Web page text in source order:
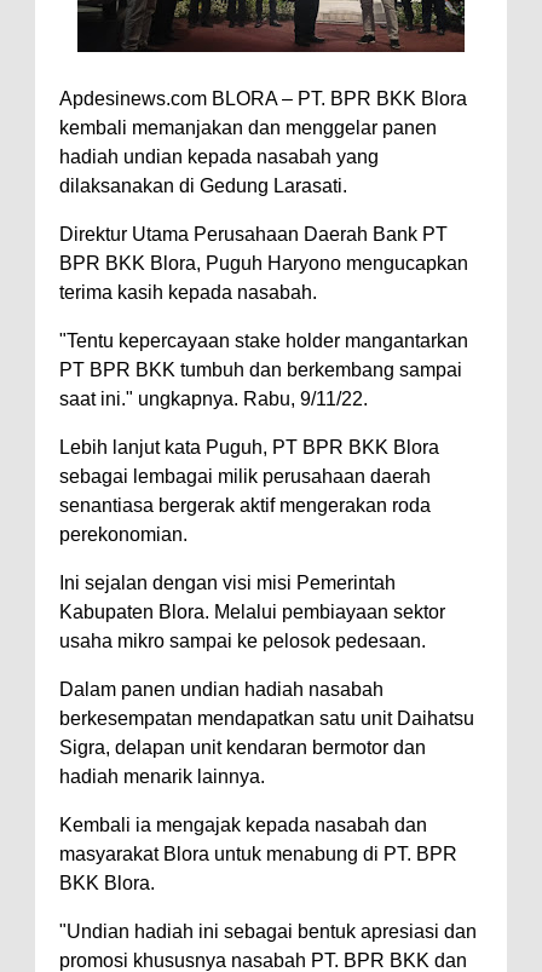
Apdesinews.com BLORA – PT. BPR BKK Blora
kembali memanjakan dan menggelar panen
hadiah undian kepada nasabah yang
dilaksanakan di Gedung Larasati.
Direktur Utama Perusahaan Daerah Bank PT
BPR BKK Blora, Puguh Haryono mengucapkan
terima kasih kepada nasabah.
"Tentu kepercayaan stake holder mangantarkan
PT BPR BKK tumbuh dan berkembang sampai
saat ini." ungkapnya. Rabu, 9/11/22.
Lebih lanjut kata Puguh, PT BPR BKK Blora
sebagai lembagai milik perusahaan daerah
senantiasa bergerak aktif mengerakan roda
perekonomian.
Ini sejalan dengan visi misi Pemerintah
Kabupaten Blora. Melalui pembiayaan sektor
usaha mikro sampai ke pelosok pedesaan.
Dalam panen undian hadiah nasabah
berkesempatan mendapatkan satu unit Daihatsu
Sigra, delapan unit kendaran bermotor dan
hadiah menarik lainnya.
Kembali ia mengajak kepada nasabah dan
masyarakat Blora untuk menabung di PT. BPR
BKK Blora.
"Undian hadiah ini sebagai bentuk apresiasi dan
promosi khususnya nasabah PT. BPR BKK dan